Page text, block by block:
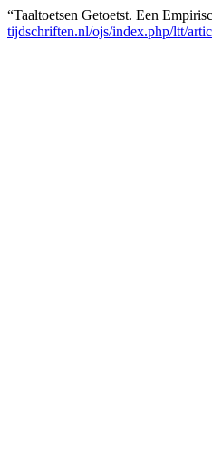
“Taaltoetsen Getoetst. Een
tijdschriften.nl/ojs/index.php/ltt/